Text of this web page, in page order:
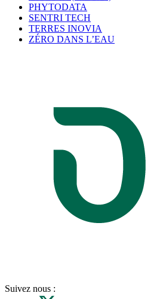
PHYTODATA
SENTRI TECH
TERRES INOVIA
ZÉRO DANS L’EAU
Suivez nous :